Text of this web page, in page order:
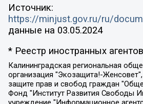
Источник:
https://minjust.gov.ru/ru/
данные на 03.05.2024
* Реестр иностранных
Калининградская региональная общественная организация "Экозащита!-Женсовет", Фонд содействия защите прав и свобод граждан "Общественный вердикт", Фонд "Институт Развития Свободы Информации", Частное учреждение "Информационное агентство МЕМО. РУ", Региональная общественная организация "Общественная комиссия по сохранению наследия академика Сахарова", Фонд поддержки свободы прессы, Санкт-Петербургская общественная правозащитная организация "Гражданский контроль", Межрегиональная общественная организация "Информационно-просветительский центр "Мемориал", Региональный Фонд "Центр Защиты Прав Средств Массовой Информации", с 05.12.2023 Фонд "Центр Защиты Прав Средств массовой информации", Региональная общественная благотворительная организация помощи беженцам и мигрантам "Гражданское содействие", Негосударственное образовательное учреждение дополнительного профессионального образования (повышение квалификации) специалистов "АКАДЕМИЯ ПО ПРАВАМ ЧЕЛОВЕКА", Свердловская региональная общественная организация "Сутяжник", Автономная некоммерческая организация "Центр независимых социологических исследований", Союз общественных объединений "Российский исследовательский центр по правам человека", Региональное общественное учреждение научно-информационный центр "МЕМОРИАЛ", Некоммерческая организация "Фонд защиты гласности", Автономная некоммерческая организация "Институт прав человека", Городская общественная организация "Екатеринбургское общество "МЕМОРИАЛ", Городская общественная организация "Рязанское историко-просветительское и правозащитное общество "Мемориал" (Рязанский Мемориал), Челябинский региональный орган общественной самодеятельности – женское общественное объединение "Женщины Евразии", Челябинский региональный орган общественной самодеятельности "Уральская правозащитная группа", Фонд содействия защите здоровья и социальной справедливости имени Андрея Рылькова, Автономная Некоммерческая Организация "Аналитический Центр Юрия Левады", Автономная некоммерческая организация социальной поддержки населения "Проект Апрель", Региональная общественная организация помощи женщинам и детям, находящимся в кризисной ситуации "Информационно-методический центр "Анна", Фонд содействия развитию массовых коммуникаций и правовому просвещению "Так-так-Так", Фонд содействия устойчивому развитию "Серебряная тайга", Свердловский региональный общественный фонд социальных проектов "Новое время", "Idel.Реалии", Кавказ.Реалии, Крым.Реалии, Телеканал Настоящее Время, Татаро-башкирская служба Радио Свобода (Azatliq Radiosi), Радио Свободная Европа/Радио Свобода (PCE/PC), "Сибирь.Реалии", "Фактограф", Благотворительный фонд помощи осужденным и их семьям, Автономная некоммерческая организация "Институт глобализации и социальных движений", Фонд "В защиту прав заключенных", Частное учреждение "Центр поддержки и содействия развитию средств массовой информации", Пензенский региональный общественный благотворительный фонд "Гражданский союз", "Север.Реалии", Некоммерческая организация Фонд "Правовая инициатива", Общество с ограниченной ответственностью "Радио Свободная Европа/Радио Свобода", Чешское информационное агентство "MEDIUM-ORIENT", Красноярская региональная общественная организация "Мы против СПИДа", Камалягин Денис Николаевич, Маркелов Сергей Евгеньевич, Пономарев Лев Александрович, Савицкая Людмила Алексеевна, Автономная некоммерческая организация "Центр по работе с проблемой насилия "НАСИЛИЮ.НЕТ", Межрегиональный профессиональный союз работников здравоохранения "Альянс врачей", Юридическое лицо, зарегистрированное в Латвийской Республике, SIA "Medusa Project" (регистрационный номер 40103797863, дата регистрации 10.06.2014), Некоммерческая организация "Фонд по борьбе с коррупцией", Автономная некоммерческая организация "Институт права и публичной политики", Баданин Роман Сергеевич, Гликин Максим Александрович, Железнова Мария Михайловна, Лукьянова Юлия Сергеевна, Маетная Елизавета Витальевна, Маняхин Петр Борисович, Чуракова Ольга Владимировна, Ярош Юлия Петровна, Юридическое лицо "The Insider SIA", зарегистрированное в Риге, Латвийская Республика (дата регистрации 26.06.2015), являющееся администратором доменного имени интернет-издания "The Insider SIA", https://theins.ru, Постернак Алексей Евгеньевич, Рубин Михаил Аркадьевич, Анин Роман Александрович, Юридическое лицо Istories fonds, зарегистрированное в Латвийской Республике (регистрационный номер 50008295751, дата регистрации 24.02.2020), Великовский Дмитрий Александрович, Долинина Ирина Николаевна, Мароховская Алеся Алексеевна, Шлейнов Роман Юрьевич, Шмагун Олеся Валентиновна, Общество с ограниченной ответственностью "Альтаир 2021", Общество с ограниченной ответственностью "Вега 2021", Общество с ограниченной ответственностью "Главный редактор 2021", Общество с ограниченной ответственностью "Ромашки монолит", Важенков Артем Валерьевич, Ивановская областная общественная организация "Центр гендерных исследований", Гурман Юрий Альбертович, Медиапроект "ОВД-Инфо", Егоров Владимир Владимирович, Жилинский Владимир Александрович, Общество с ограниченной ответственностью "ЗП", Иванова София Юрьевна, Карезина Инна Павловна, Кильтау Екатерина Викторовна, Петров Алексей Викторович, Пискунов Сергей Евгеньевич, Смирнов Сергей Сергеевич, Тихонов Михаил Сергеевич, Общество с ограниченной ответственностью "ЖУРНАЛИСТ-ИНОСТРАННЫЙ АГЕНТ", Арапова Галина Юрьевна, Вольтская Татьяна Анатольевна, Американская компания "Mason G.E.S. Anonymous Foundation" (США), являющаяся владельцем интернет-издания https://mnews.world/, Компания "Stichting Bellingcat", зарегистрированная в Нидерландах (дата регистрации 11.07.2018), Захаров Андрей Вячеславович, Клепиковская Екатерина Дмитриевна, Общество с ограниченной ответственностью "МЕМО", Перл Роман Александрович, Симонов Евгений Алексеевич, Соловьева Елена Анатольевна, Сотников Даниил Владимирович, Сурначева Елизавета Дмитриевна, Автономная некоммерческая организация по защите прав человека и информированию населения "Якутия – Наше Мнение", Общество с ограниченной ответственностью "Москоу диджитал медиа", с 26.01.2023 Общество с ограниченной ответственностью "Чайка Белые сады", Ветошкина Валерия Валерьевна, Заговора Максим Александрович, Межрегиональное общественное движение "Российская ЛГБТ - сеть", Оленичев Максим Владимирович, Павлов Иван Юрьевич, Скворцова Елена Сергеевна, Общество с ограниченной ответственностью "Как бы инагент", Кочетков Игорь Викторович, Общество с ограниченной ответственностью "Честные выборы", Еланчик Олег Александрович, Общество с ограниченной ответственностью "Нобелевский призыв", Гималова Регина Эмилевна, Григорьев Андрей Валерьевич, Григорьева Алина Александровна, Ассоциация по содействию защите прав призывников, альтернативнослужащих и военнослужащих "Правозащитная группа "Гражданин.Армия.Право", Хисамова Регина Фаритовна, Автономная некоммерческая организация по реализации социально-правовых программ "Лилит", Дальневосточное общественное движение "Маяк", Санкт-Петербургская ЛГБТ-инициативная группа "Выход", Инициативная группа ЛГБТ+ "Реверс", Алексеев Андрей Викторович, Бекбулатова Таисия Львовна, Беляев Иван Михайлович, Владыкина Елена Сергеевна, Гельман Марат Александрович, Никульшина Вероника Юрьевна, Толоконникова Надежда Андреевна, Шендерович Виктор Анатольевич, Общество с ограниченной ответственностью "Данное сообщение", Общество с ограниченной ответственностью Издательский дом "Новая глава", Айнбиндер Александра Александровна, Московский комьюнити-центр для ЛГБТ+инициатив, Благотворительный фонд развития филантропии, Deutsche Welle (Германия, Kurt-Schumacher-Strasse 3, 53113 Bonn), Борзунова Мария Михайловна, Воробьев Виктор Викторович, Голубева Анна Львовна, Константинова Алла Михайловна, Малкова Ирина Владимировна, Мурадов Мурад Абдулгалимович, Осетинская Елизавета Николаевна, Понасенков Евгений Николаевич, Ганапольский Матвей Юрьевич, Киселев Евгений Алексеевич, Борухович Ирина Григорьевна, Дремин Иван Тимофеевич, Дубровский